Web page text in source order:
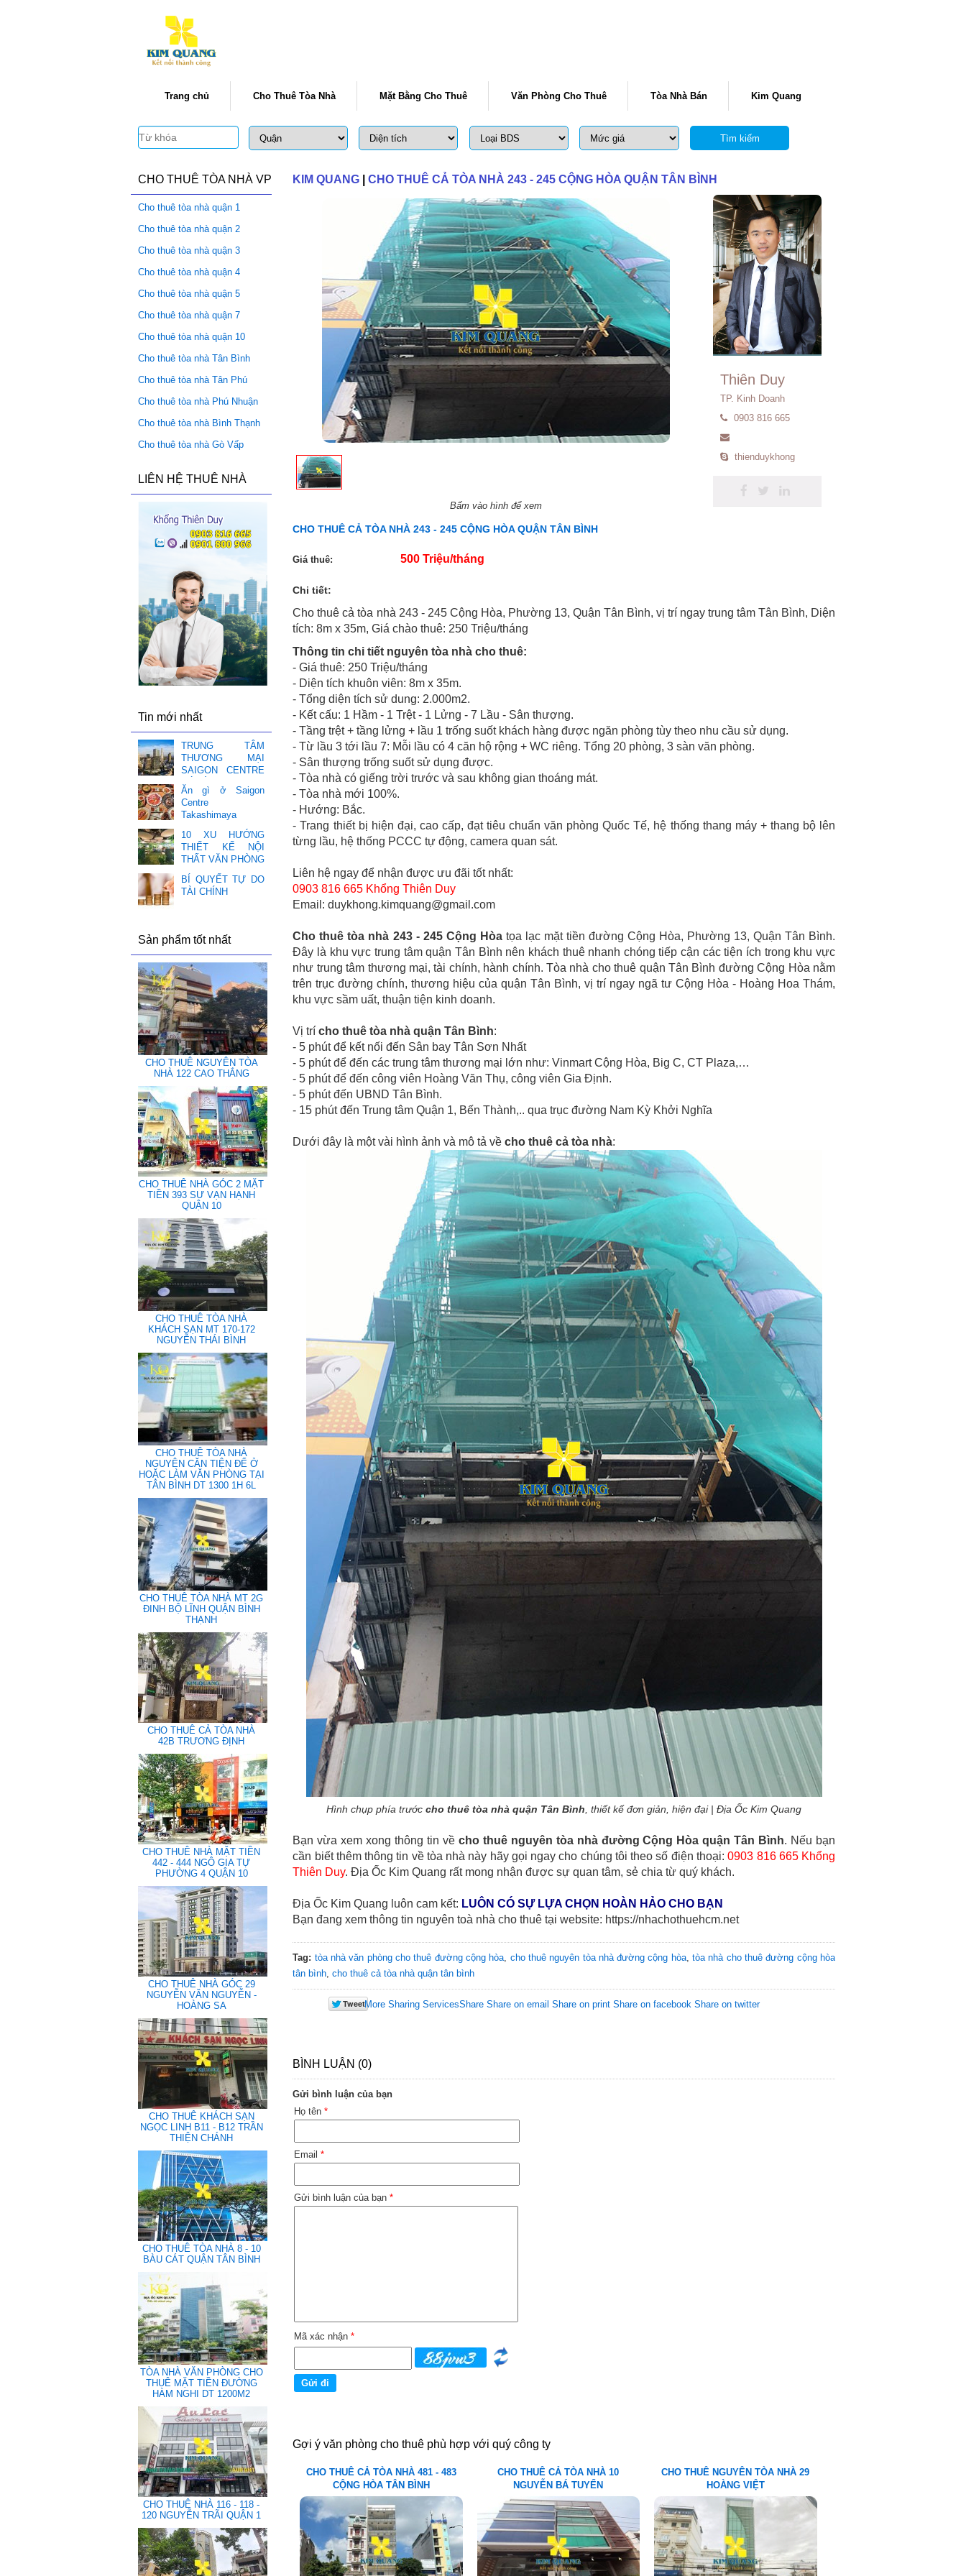
Tìm kiếm
KIM QUANG |CHO THUÊ CẢ TÒA NHÀ 243 - 245 CỘNG HÒA QUẬN TÂN BÌNH
Thiên Duy
TP. Kinh Doanh
0903 816 665
thienduykhong
Bấm vào hình để xem
CHO THUÊ CẢ TÒA NHÀ 243 - 245 CỘNG HÒA QUẬN TÂN BÌNH
Giá thuê: 500 Triệu/tháng
Chi tiết:
Cho thuê cả tòa nhà 243 - 245 Cộng Hòa, Phường 13, Quận Tân Bình, vị trí ngay trung tâm Tân Bình, Diện
tích: 8m x 35m, Giá chào thuê: 250 Triệu/tháng
Thông tin chi tiết nguyên tòa nhà cho thuê:
- Giá thuê: 250 Triệu/tháng
- Diện tích khuôn viên: 8m x 35m.
-Tổng diện tích sử dung: 2.000m2.
- Kết cấu: 1 Hầm - 1 Trệt - 1 Lửng - 7 Lầu - Sân thượng.
-Tầng trệt + tầng lửng + lầu 1 trống suốt khách hàng được ngăn phòng tùy theo nhu cầu sử dụng.
-Từ lầu 3 tới lầu 7: Mỗi lầu có 4 căn hộ rộng + WC riêng. Tổng 20 phòng, 3 sàn văn phòng.
- Sân thượng trống suốt sử dụng được.
-Tòa nhà có giếng trời trước và sau không gian thoáng mát.
-Tòa nhà mới 100%.
- Hướng: Bắc.
-Trang thiết bị hiện đại, cao cấp, đạt tiêu chuẩn văn phòng Quốc Tế, hệ thống thang máy + thang bộ lên
từng lầu, hệ thống PCCC tự động, camera quan sát.
Liên hệ ngay để nhận được ưu đãi tốt nhất:
0903 816 665 Khổng Thiên Duy
Email: duykhong.kimquang@gmail.com
Cho thuê tòa nhà 243 - 245 Cộng Hòatọa lạc mặt tiền đường Cộng Hòa, Phường 13, Quận Tân Bình.
Đây là khu vực trung tâm quận Tân Bình nên khách thuê nhanh chóng tiếp cận các tiện ích trong khu vực
như trung tâm thương mại, tài chính, hành chính. Tòa nhà cho thuê quận Tân Bình đường Cộng Hòa nằm
trên trục đường chính, thương hiệu của quận Tân Bình, vị trí ngay ngã tư Cộng Hòa - Hoàng Hoa Thám,
khu vực sầm uất, thuận tiện kinh doanh.
Vị trícho thuê tòa nhà quận Tân Bình:
- 5 phút để kết nối đến Sân bay Tân Sơn Nhất
-5 phút để đến các trung tâm thương mại lớn như: Vinmart Cộng Hòa, Big C, CT Plaza,…
-5 phút để đến công viên Hoàng Văn Thụ, công viên Gia Định.
-5 phút đến UBND Tân Bình.
- 15 phút đến Trung tâm Quận 1, Bến Thành,.. qua trục đường Nam Kỳ Khởi Nghĩa
Dưới đây là một vài hình ảnh và mô tả vềcho thuê cả tòa nhà:
Hình chụp phía trướccho thuê tòa nhà quận Tân Bình , thiết kế đơn giản, hiện đại | Địa Ốc Kim Quang
Bạn vừa xem xong thông tin về cho thuê nguyên tòa nhà đường Cộng Hòa quận Tân Bình. Nếu bạn
cần biết thêm thông tin về tòa nhà này hãy gọi ngay cho chúng tôi theo số điện thoại:0903 816 665 Khổng
Thiên Duy. Địa Ốc Kim Quang rất mong nhận được sự quan tâm, sẻ chia từ quý khách.
Địa Ốc Kim Quang luôn cam kết: LUÔN CÓ SỰ LỰA CHỌN HOÀN HẢO CHO BẠN
Bạn đang xem thông tin nguyên toà nhà cho thuê tại website: https://nhachothuehcm.net
Tag: tòa nhà văn phòng cho thuê đường cộng hòa cho thuê nguyên tòa nhà đường cộng hòa,tòa nhà cho thuê đường cộng hòa
tân bình ,cho thuê cả tòa nhà quận tân bình
More Sharing ServicesShare Share on email Share on print Share on facebook Share on twitter
BÌNH LUẬN (0)
Gửi bình luận của bạn
Họ tên*
Email*
Gửi bình luận của bạn*
Mã xác nhận*
Gợi ý văn phòng cho thuê phù hợp với quý công ty
CHO THUÊ CẢ TÒA NHÀ 481 - 483
CỘNG HÒA TÂN BÌNH
CHO THUÊ CẢ TÒA NHÀ 10
NGUYỄN BÁ TUYỂN
CHO THUÊ NGUYÊN TÒA NHÀ 29
HOÀNG VIỆT
CHO THUÊ TÒA NHÀ VP
Cho thuê tòa nhà quận 1
Cho thuê tòa nhà quận 2
Cho thuê tòa nhà quận 3
Cho thuê tòa nhà quận 4
Cho thuê tòa nhà quận 5
Cho thuê tòa nhà quận 7
Cho thuê tòa nhà quận 10
Cho thuê tòa nhà Tân Bình
Cho thuê tòa nhà Tân Phú
Cho thuê tòa nhà Phú Nhuận
Cho thuê tòa nhà Bình Thạnh
Cho thuê tòa nhà Gò Vấp
LIÊN HỆ THUÊ NHÀ
Tin mới nhất
TRUNG TÂM
THƯƠNG MẠI
SAIGON CENTRE
CÓ GÌ HOT ❤️
Ăn gì ở Saigon
Centre
Takashimaya
10 XU HƯỚNG
THIẾT KẾ NỘI
THẤT VĂN PHÒNG
BÍ QUYẾT TỰ DO
TÀI CHÍNH
Sản phẩm tốt nhất
CHO THUÊ NGUYÊN TÒA
NHÀ 122 CAO THẮNG
CHO THUÊ NHÀ GÓC 2 MẶT
TIỀN 393 SƯ VẠN HẠNH
QUẬN 10
CHO THUÊ TÒA NHÀ
KHÁCH SẠN MT 170-172
NGUYỄN THÁI BÌNH
CHO THUÊ TÒA NHÀ
NGUYÊN CĂN TIỆN ĐỂ Ở
HOẶC LÀM VĂN PHÒNG TẠI
TÂN BÌNH DT 1300 1H 6L
CHO THUÊ TÒA NHÀ MT 2G
ĐINH BỘ LĨNH QUẬN BÌNH
THẠNH
CHO THUÊ CẢ TÒA NHÀ
42B TRƯƠNG ĐỊNH
CHO THUÊ NHÀ MẶT TIỀN
442 - 444 NGÔ GIA TỰ
PHƯỜNG 4 QUẬN 10
CHO THUÊ NHÀ GÓC 29
NGUYỄN VĂN NGUYỄN -
HOÀNG SA
CHO THUÊ KHÁCH SẠN
NGỌC LINH B11 - B12 TRẦN
THIỆN CHÁNH
CHO THUÊ TÒA NHÀ 8 - 10
BÀU CÁT QUẬN TÂN BÌNH
TÒA NHÀ VĂN PHÒNG CHO
THUÊ MẶT TIỀN ĐƯỜNG
HÀM NGHI DT 1200M2
CHO THUÊ NHÀ 116 - 118 -
120 NGUYỄN TRÃI QUẬN 1
Trang chủ Cho Thuê Tòa Nhà Mặt Bằng Cho Thuê Văn Phòng Cho Thuê Tòa Nhà Bán Kim Quang